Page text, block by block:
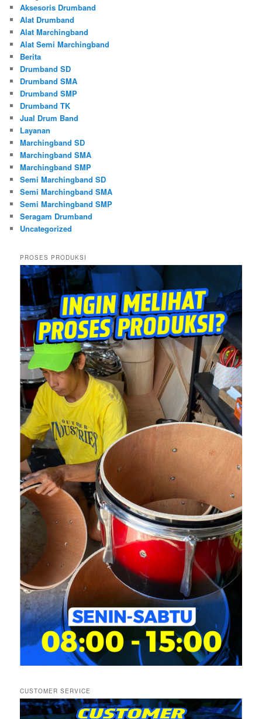
Aksesoris Drumband
Alat Drumband
Alat Marchingband
Alat Semi Marchingband
Berita
Drumband SD
Drumband SMA
Drumband SMP
Drumband TK
Jual Drum Band
Layanan
Marchingband SD
Marchingband SMA
Marchingband SMP
Semi Marchingband SD
Semi Marchingband SMA
Semi Marchingband SMP
Seragam Drumband
Uncategorized
PROSES PRODUKSI
CUSTOMER SERVICE